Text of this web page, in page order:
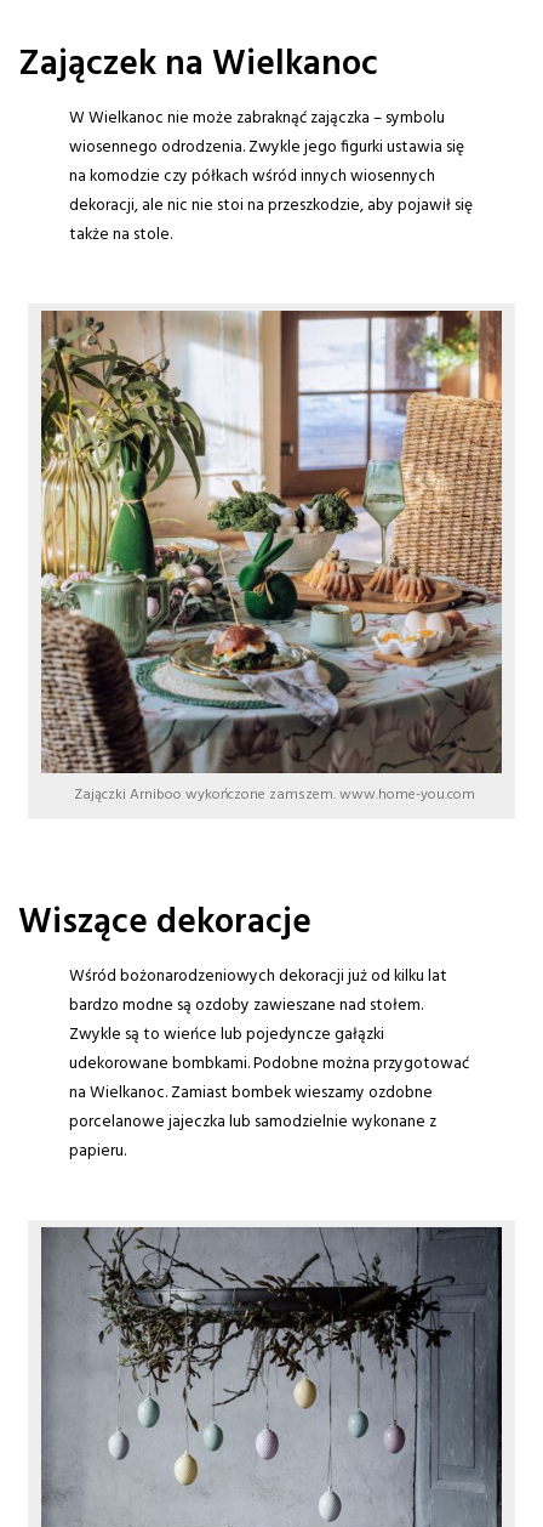
Zajączek na Wielkanoc
W Wielkanoc nie może zabraknąć zajączka – symbolu
wiosennego odrodzenia. Zwykle jego figurki ustawia się
na komodzie czy półkach wśród innych wiosennych
dekoracji, ale nic nie stoi na przeszkodzie, aby pojawił się
także na stole.
Zajączki Arniboo wykończone zamszem. www.home-you.com
Wiszące dekoracje
Wśród bożonarodzeniowych dekoracji już od kilku lat
bardzo modne są ozdoby zawieszane nad stołem.
Zwykle są to wieńce lub pojedyncze gałązki
udekorowane bombkami. Podobne można przygotować
na Wielkanoc. Zamiast bombek wieszamy ozdobne
porcelanowe jajeczka lub samodzielnie wykonane z
papieru.